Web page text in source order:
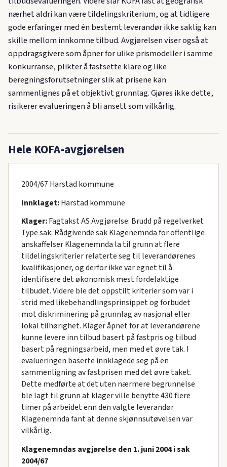
nærhet aldri kan være tildelingskriterium, og at tidligere
gode erfaringer med én bestemt leverandør ikke saklig kan
skille mellom innkomne tilbud. Avgjørelsen viser også at
oppdragsgivere som åpner for ulike prismodeller i samme
konkurranse, plikter å fastsette klare og like
beregningsforutsetninger slik at prisene kan
sammenlignes på et objektivt grunnlag. Gjøres ikke dette,
risikerer evalueringen å bli ansett som vilkårlig.
Hele KOFA-avgjørelsen
2004/67 Harstad kommune
Innklaget:Harstad kommune
Klager:Fagtakst AS Avgjørelse: Brudd på regelverket
Type sak: Rådgivende sak Klagenemnda for offentlige
anskaffelser Klagenemnda la til grunn at flere
tildelingskriterier relaterte seg til leverandørenes
kvalifikasjoner, og derfor ikke var egnet til å
identifisere det økonomisk mest fordelaktige
tilbudet. Videre ble det oppstilt kriterier som var i
strid med likebehandlingsprinsippet og forbudet
mot diskriminering på grunnlag av nasjonal eller
lokal tilhørighet. Klager åpnet for at leverandørene
kunne levere inn tilbud basert på fastpris og tilbud
basert på regningsarbeid, men med et øvre tak. I
evalueringen baserte innklagede seg på en
sammenligning av fastprisen med det øvre taket.
Dette medførte at det uten nærmere begrunnelse
ble lagt til grunn at klager ville benytte 430 flere
timer på arbeidet enn den valgte leverandør.
Klagenemnda fant at denne skjønnsutøvelsen var
vilkårlig.
Klagenemndas avgjørelse den 1. juni 2004 i sak
2004/67